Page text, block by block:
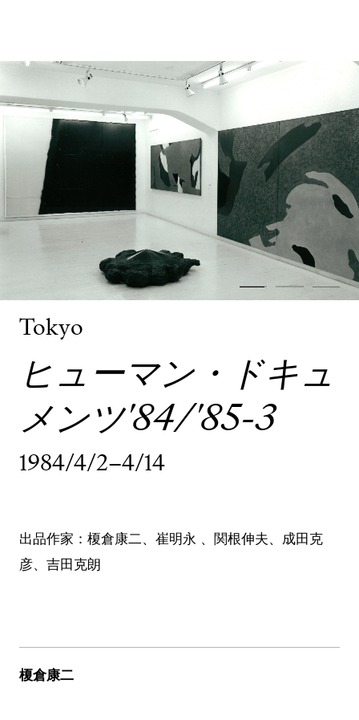
Tokyo
ヒューマン・ドキュ
メンツ'84/'85-3
1984/4/2–4/14
出品作家：榎倉康二、崔明永 、関根伸夫、成田克
彦、吉田克朗
榎倉康二